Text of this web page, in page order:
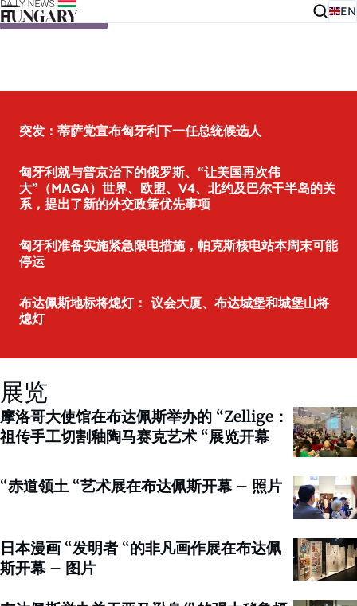
Skip to content EN
突发：蒂萨党宣布匈牙利下一任总统候选人
匈牙利就与普京治下的俄罗斯、“让美国再次伟
大”（MAGA）世界、欧盟、V4、北约及巴尔干半岛的关
系，提出了新的外交政策优先事项
匈牙利准备实施紧急限电措施，帕克斯核电站本周末可能
停运
布达佩斯地标将熄灯： 议会大厦、布达城堡和城堡山将
熄灯
展览
摩洛哥大使馆在布达佩斯举办的 “Zellige：
祖传手工切割釉陶马赛克艺术 “展览开幕
“赤道领土 “艺术展在布达佩斯开幕 – 照片
日本漫画 “发明者 “的非凡画作展在布达佩
斯开幕 – 图片